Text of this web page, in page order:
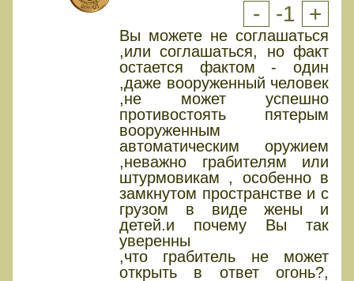
- -1 +
Вы можете не соглашаться
,или соглашаться, но факт
остается фактом - один
,даже вооруженный человек
,не может успешно
противостоять пятерым
вооруженным
автоматическим оружием
,неважно грабителям или
штурмовикам , особенно в
замкнутом пространстве и с
грузом в виде жены и
детей.и почему Вы так
уверенны
,что грабитель не может
открыть в ответ огонь?,